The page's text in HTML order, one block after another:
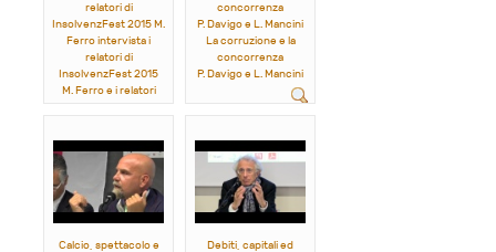
relatori di
InsolvenzFest 2015 M.
Ferro intervista i
relatori di
InsolvenzFest 2015
M. Ferro e i relatori
concorrenza
P. Davigo e L. Mancini
La corruzione e la
concorrenza
P. Davigo e L. Mancini
Calcio, spettacolo e
Debiti, capitali ed